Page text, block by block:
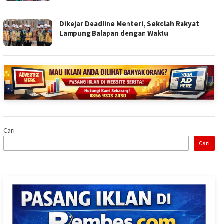
Dikejar Deadline Menteri, Sekolah Rakyat
Lampung Balapan dengan Waktu
Cari
Cari